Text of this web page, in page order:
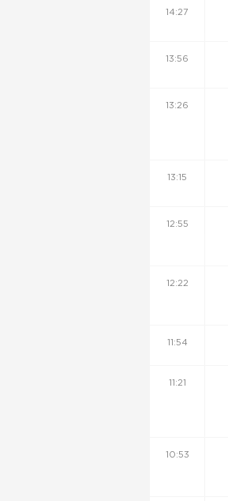
14:27
13:56
13:26
13:15
12:55
12:22
11:54
11:21
10:53